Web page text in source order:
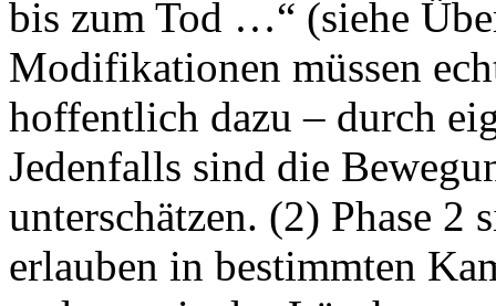
bis zum Tod …“ (siehe
Modifikationen müssen
hoffentlich dazu – durch
Jedenfalls sind die
unterschätzen. (2) Phase
erlauben in bestimmten